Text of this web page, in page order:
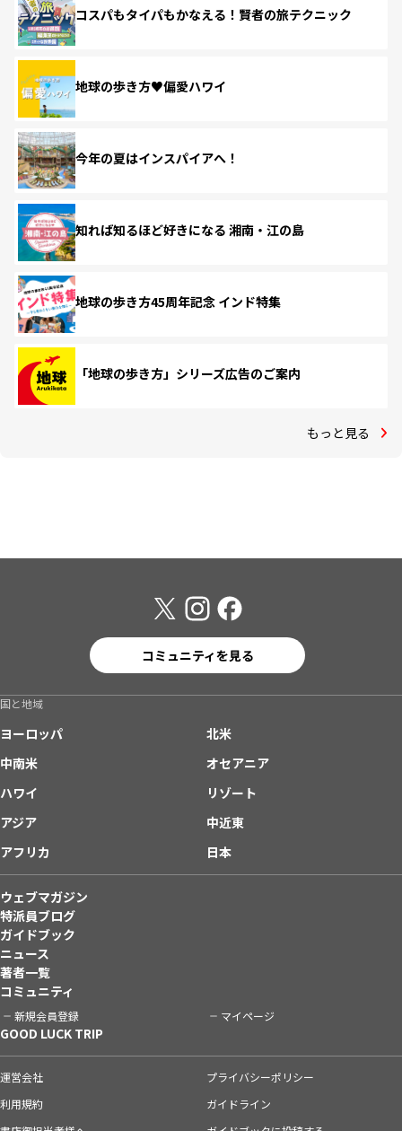
コスパもタイパもかなえる！賢者の旅テクニック
地球の歩き方♥偏愛ハワイ
今年の夏はインスパイアへ！
知れば知るほど好きになる 湘南・江の島
地球の歩き方45周年記念 インド特集
「地球の歩き方」シリーズ広告のご案内
もっと見る
コミュニティを見る
国と地域
ヨーロッパ
北米
中南米
オセアニア
ハワイ
リゾート
アジア
中近東
アフリカ
日本
ウェブマガジン
特派員ブログ
ガイドブック
ニュース
著者一覧
コミュニティ
新規会員登録 マイページ
GOOD LUCK TRIP
運営会社
プライバシーポリシー
利用規約
ガイドライン